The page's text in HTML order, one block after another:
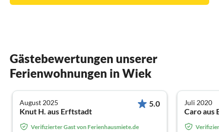
Gästebewertungen unserer
Ferienwohnungen in Wiek
August 2025
Knut H. aus Erftstadt
5.0
Verifizierter Gast von Ferienhausmiete.de
Juli 2020
Caro aus